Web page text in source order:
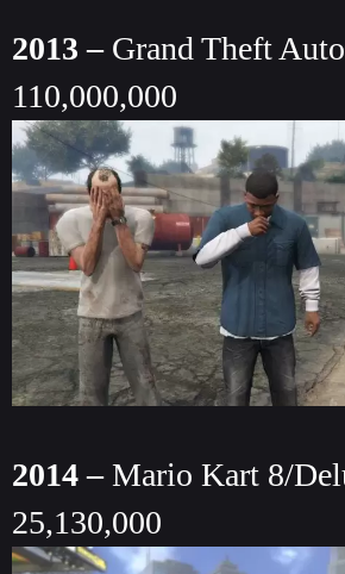
2013 –Grand Theft
110,000,000
2014 –Mario Kart 8/
25,130,000